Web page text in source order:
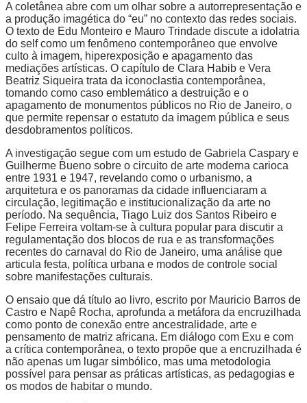
A coletânea abre com um olhar sobre a autorrepresentação e
a produção imagética do “eu” no contexto das redes sociais.
O texto de Edu Monteiro e Mauro Trindade discute a idolatria
do self como um fenômeno contemporâneo que envolve
culto à imagem, hiperexposição e apagamento das
mediações artísticas. O capítulo de Clara Habib e Vera
Beatriz Siqueira trata da iconoclastia contemporânea,
tomando como caso emblemático a destruição e o
apagamento de monumentos públicos no Rio de Janeiro, o
que permite repensar o estatuto da imagem pública e seus
desdobramentos políticos.
A investigação segue com um estudo de Gabriela Caspary e
Guilherme Bueno sobre o circuito de arte moderna carioca
entre 1931 e 1947, revelando como o urbanismo, a
arquitetura e os panoramas da cidade influenciaram a
circulação, legitimação e institucionalização da arte no
período. Na sequência, Tiago Luiz dos Santos Ribeiro e
Felipe Ferreira voltam-se à cultura popular para discutir a
regulamentação dos blocos de rua e as transformações
recentes do carnaval do Rio de Janeiro, uma análise que
articula festa, política urbana e modos de controle social
sobre manifestações culturais.
O ensaio que dá título ao livro, escrito por Mauricio Barros de
Castro e Napê Rocha, aprofunda a metáfora da encruzilhada
como ponto de conexão entre ancestralidade, arte e
pensamento de matriz africana. Em diálogo com Exu e com
a crítica contemporânea, o texto propõe que a encruzilhada é
não apenas um lugar simbólico, mas uma metodologia
possível para pensar as práticas artísticas, as pedagogias e
os modos de habitar o mundo.